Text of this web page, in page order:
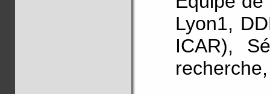
Lyon1,
ICAR),